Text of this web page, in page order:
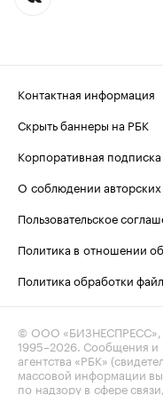
Контактная информация
Скрыть баннеры на РБК
Корпоративная подписка
О соблюдении
Пользовательское
Политика в отношении
Политика обработки
© ООО
1995–2026 . Сообщения
агентства «РБК»
массовой информации
по надзору в сфере